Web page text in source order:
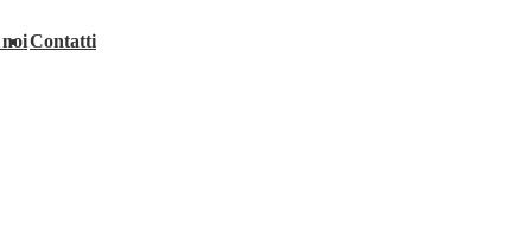
Contatti